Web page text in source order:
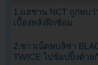
1.แฮชาน NCT ถูกพบ
เบื้องหลังฝึกซ้อม
2.ชาวเน็ตพบลิซ่า
TWICE ไปช้อปปิ้งด้วย